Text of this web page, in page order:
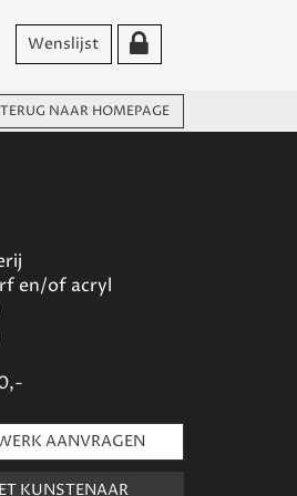
Wenslijst
TERUG NAAR HOMEPAGE
en/of acryl
AANVRAGEN
KUNSTENAAR